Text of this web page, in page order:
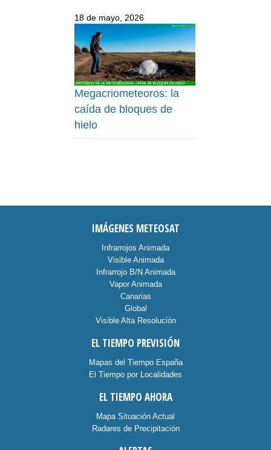
18 de mayo, 2026
Megacriometeoros: la
caída de bloques de
hielo
IMÁGENES METEOSAT
Infrarrojos Animada
Visible Animada
Infrarrojo B/N Animada
Vapor Animada
Canarias
Global
Visible Alta Resolución
EL TIEMPO PREVISIÓN
Mapas del Tiempo España
El Tiempo por Localidades
EL TIEMPO AHORA
Mapa Situación Actual
Radares de Precipitación